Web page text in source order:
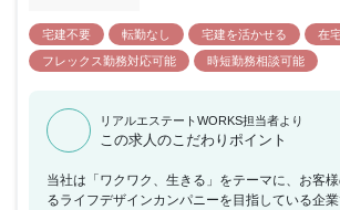
宅建不要 転勤なし 宅建を活かせる
在
フレックス勤務対応可能
時短勤務相談可能
リアルエステートWORKS担当者より
この求人のこだわりポイント
当社は「ワクワク、生きる」をテーマに、お客
るライフデザインカンパニーを目指している企